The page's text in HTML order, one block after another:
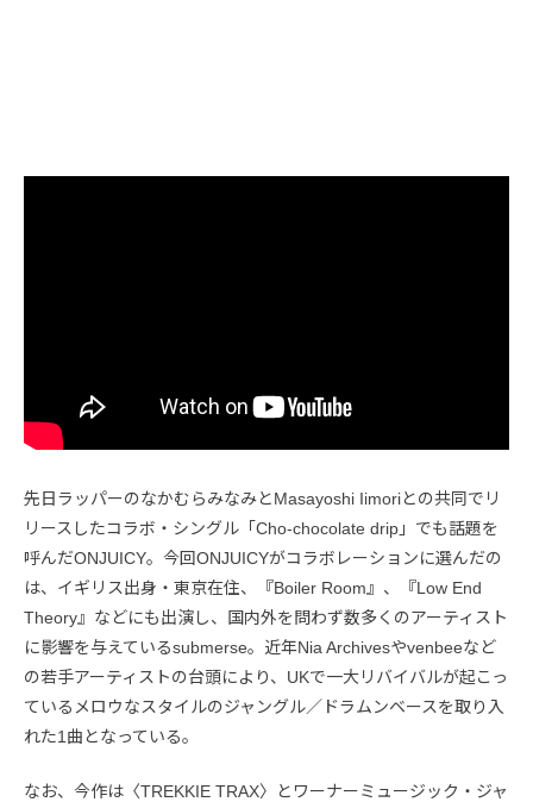
先日ラッパーのなかむらみなみとMasayoshi Iimoriとの共同でリ
リースしたコラボ・シングル「Cho-chocolate drip」でも話題を
呼んだONJUICY。今回ONJUICYがコラボレーションに選んだの
は、イギリス出身・東京在住、『Boiler Room』、『Low End
Theory』などにも出演し、国内外を問わず数多くのアーティスト
に影響を与えているsubmerse。近年Nia Archivesやvenbeeなど
の若手アーティストの台頭により、UKで一大リバイバルが起こっ
ているメロウなスタイルのジャングル／ドラムンベースを取り入
れた1曲となっている。
なお、今作は〈TREKKIE TRAX〉とワーナーミュージック・ジャ